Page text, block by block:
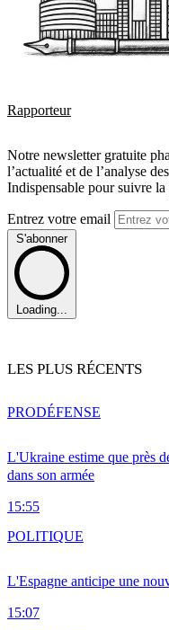
Rapporteur
Notre newsletter gratuite
l’actualité et de l’analyse
Indispensable pour suivre
Entrez votre email
S'abonner
Loading...
LES PLUS RÉCENTS
L'Ukraine estime que près
dans son armée
15:55
PRODÉFENSE
L'Espagne anticipe une
15:07
POLITIQUE